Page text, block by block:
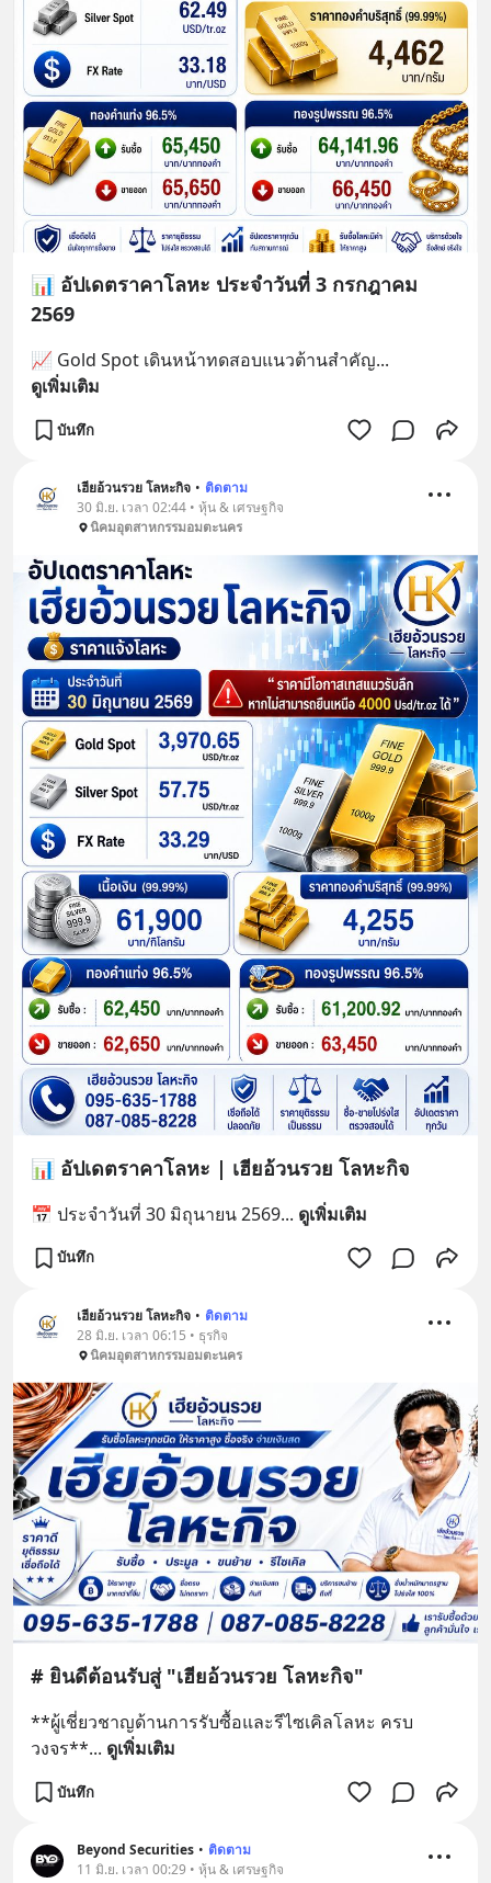
📊 อัปเดตราคาโลหะ ประจำวันที่ 3 กรกฎาคม
2569
📈 Gold Spot เดินหน้าทดสอบแนวต้านสำคัญ...
ดูเพิ่มเติม
บันทึก
เฮียอ้วนรวย โลหะกิจ • ติดตาม
30 มิ.ย. เวลา 02:44 • หุ้น & เศรษฐกิจ
นิคมอุตสาหกรรมอมตะนคร
📊 อัปเดตราคาโลหะ | เฮียอ้วนรวย โลหะกิจ
📅 ประจำวันที่ 30 มิถุนายน 2569... ดูเพิ่มเติม
บันทึก
เฮียอ้วนรวย โลหะกิจ • ติดตาม
28 มิ.ย. เวลา 06:15 • ธุรกิจ
นิคมอุตสาหกรรมอมตะนคร
# ยินดีต้อนรับสู่ "เฮียอ้วนรวย โลหะกิจ"
**ผู้เชี่ยวชาญด้านการรับซื้อและรีไซเคิลโลหะ ครบ
วงจร**... ดูเพิ่มเติม
บันทึก
Beyond Securities • ติดตาม
11 มิ.ย. เวลา 00:29 • หุ้น & เศรษฐกิจ